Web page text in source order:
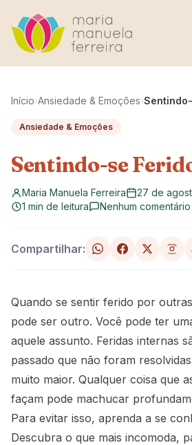
Início›Ansiedade & Emoções›
Ansiedade & Emoções
Sentindo-se
Maria Manuela Ferreira
27 de
1 min de leitura
Nenhum comentário
Compartilhar:
Quando se sentir ferido por
pode ser outro. Você pode ter
aquele assunto. Feridas internas
passado que não foram
muito maior. Qualquer coisa que
façam pode machucar
Para evitar isso, aprenda a se
Descubra o que mais incomoda,